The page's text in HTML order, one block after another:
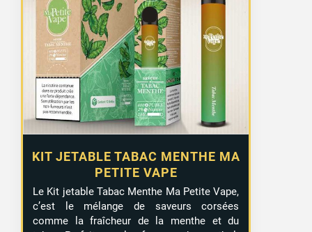
KIT JETABLE TABAC MENTHE MA
PETITE VAPE
Le Kit jetable Tabac Menthe Ma Petite Vape,
c’est le mélange de saveurs corsées
comme la fraîcheur de la menthe et du